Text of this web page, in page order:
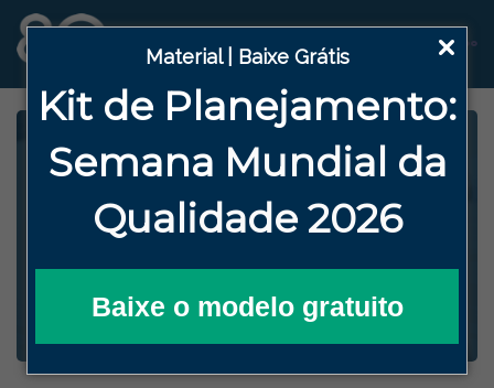
Material | Baixe Grátis
Kit de Planejamento:
Semana Mundial da
Qualidade 2026
Baixe o modelo gratuito